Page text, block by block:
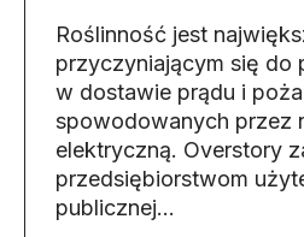
Roślinność jest
przyczyniającym się do
w dostawie prądu i
spowodowanych przez
elektryczną. Overstory
przedsiębiorstwom
publicznej...